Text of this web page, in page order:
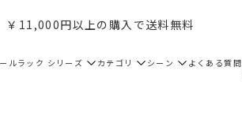
￥11,000円以上の購入で送料無料
ルラック シリーズ カテゴリ シーン よくある質問